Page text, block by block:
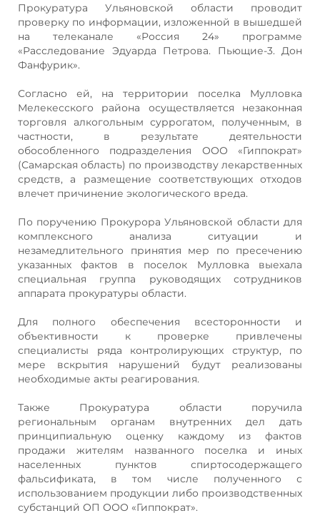
Прокуратура Ульяновской области проводит
проверку по информации, изложенной в вышедшей
на телеканале «Россия 24» программе
«Расследование Эдуарда Петрова. Пьющие-3. Дон
Фанфурик».
Согласно ей, на территории поселка Мулловка
Мелекесского района осуществляется незаконная
торговля алкогольным суррогатом, полученным, в
частности, в результате деятельности
обособленного подразделения ООО «Гиппократ»
(Самарская область) по производству лекарственных
средств, а размещение соответствующих отходов
влечет причинение экологического вреда.
По поручению Прокурора Ульяновской области для
комплексного анализа ситуации и
незамедлительного принятия мер по пресечению
указанных фактов в поселок Мулловка выехала
специальная группа руководящих сотрудников
аппарата прокуратуры области.
Для полного обеспечения всесторонности и
объективности к проверке привлечены
специалисты ряда контролирующих структур, по
мере вскрытия нарушений будут реализованы
необходимые акты реагирования.
Также Прокуратура области поручила
региональным органам внутренних дел дать
принципиальную оценку каждому из фактов
продажи жителям названного поселка и иных
населенных пунктов спиртосодержащего
фальсификата, в том числе полученного с
использованием продукции либо производственных
субстанций ОП ООО «Гиппократ».